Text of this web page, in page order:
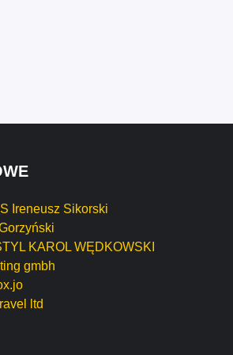
Ireneusz Sikorski
KAROL WĘDKOWSKI
gmbh
ltd